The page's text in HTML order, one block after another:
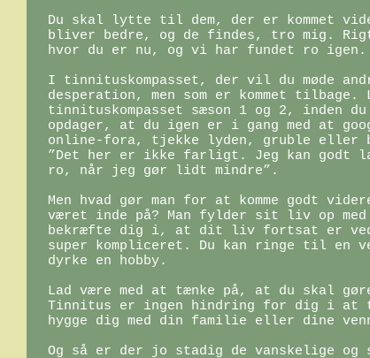
Du skal lytte til dem, der er kommet
bliver bedre, og de findes, tro mig.
hvor du er nu, og vi har fundet ro igen.
I tinnituskompasset, der vil du møde
desperation, men som er kommet
tinnituskompasset sæson 1 og 2, inden
opdager, at du igen er i gang med at
online-fora, tjekke lyden, gruble eller
”Det her er ikke farligt. Jeg kan godt
ro, når jeg gør lidt mindre”.
Men hvad gør man for at komme godt
været inde på? Man fylder sit liv op
bekræfte dig i, at dit liv fortsat er ved
super kompliceret. Du kan ringe til en
dyrke en hobby.
Lad være med at tænke på, at du skal
Tinnitus er ingen hindring for dig i at
hygge dig med din familie eller dine
Og så er der jo stadig de vanskelige